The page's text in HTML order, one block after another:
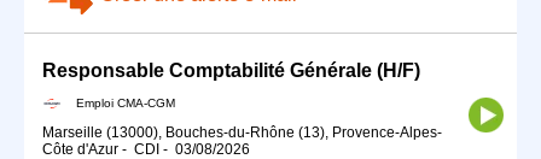
Responsable Comptabilité Générale (H/F)
Emploi CMA-CGM
Marseille (13000), Bouches-du-Rhône (13), Provence-Alpes-
Côte d'Azur - CDI - 03/08/2026